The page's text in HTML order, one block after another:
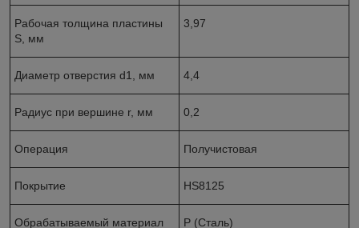
Рабочая толщина пластины
S, мм
3,97
Диаметр отверстия d1, мм 4,4
Радиус при вершине r, мм 0,2
Операция Получистовая
Покрытие HS8125
Обрабатываемый материал P (Сталь)